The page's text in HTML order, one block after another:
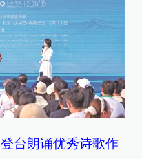
台朗诵优秀诗歌作